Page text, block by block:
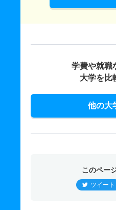
学費や就職
大学を比
他の大
このペー
ツイート